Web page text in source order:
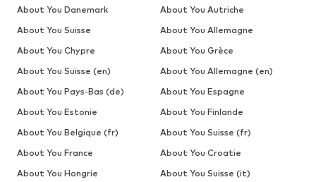
About You Danemark
About You Autriche
About You Suisse
About You Allemagne
About You Chypre
About You Grèce
About You Suisse (en)
About You Allemagne (en)
About You Pays-Bas (de)
About You Espagne
About You Estonie
About You Finlande
About You Belgique (fr)
About You Suisse (fr)
About You France
About You Croatie
About You Hongrie
About You Suisse (it)